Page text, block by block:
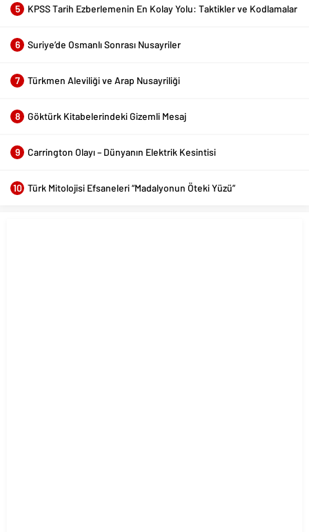
5 KPSS Tarih Ezberlemenin En Kolay Yolu: Taktikler ve Kodlamalar
6 Suriye’de Osmanlı Sonrası Nusayriler
7 Türkmen Aleviliği ve Arap Nusayriliği
8 Göktürk Kitabelerindeki Gizemli Mesaj
9 Carrington Olayı – Dünyanın Elektrik Kesintisi
10 Türk Mitolojisi Efsaneleri “Madalyonun Öteki Yüzü”